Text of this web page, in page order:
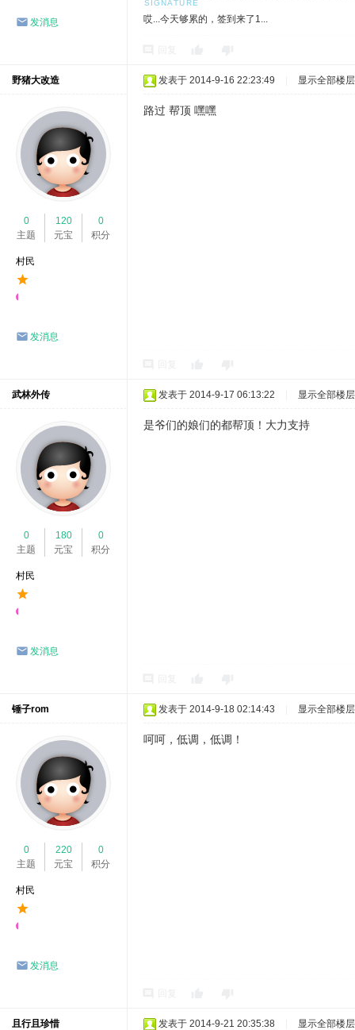
发消息 哎...今天够累的，签到来了1...
野猪大改造
0
主题
120
元宝
0
积分
村民
发消息
发表于 2014-9-16 22:23:49 显示全部楼层
路过 帮顶 嘿嘿
武林外传
0
主题
180
元宝
0
积分
村民
发消息
发表于 2014-9-17 06:13:22 显示全部楼层
是爷们的娘们的都帮顶！大力支持
锤子rom
0
主题
220
元宝
0
积分
村民
发消息
发表于 2014-9-18 02:14:43 显示全部楼层
呵呵，低调，低调！
且行且珍惜 发表于 2014-9-21 20:35:38 显示全部楼层